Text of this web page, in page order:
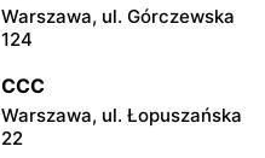
Warszawa, ul. Górczewska
124
CCC
Warszawa, ul. Łopuszańska
22